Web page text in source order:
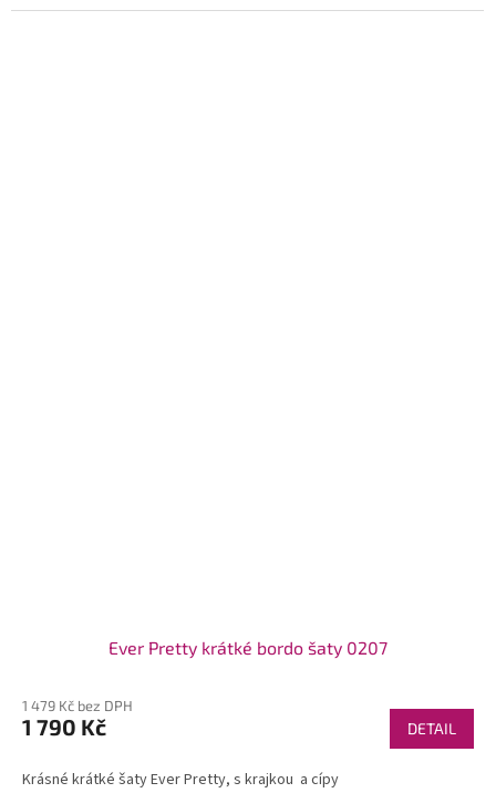
Ever Pretty krátké bordo šaty 0207
1 479 Kč bez DPH
1 790 Kč DETAIL
Krásné krátké šaty Ever Pretty, s krajkou a cípy